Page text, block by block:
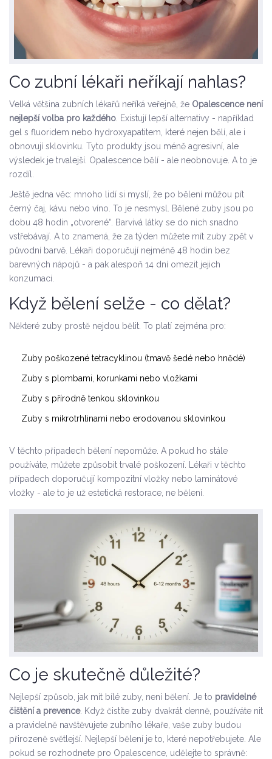
Co zubní lékaři neříkají nahlas?
Velká většina zubních lékařů neříká veřejně, že Opalescence není
nejlepší volba pro každého. Existují lepší alternativy - například
gel s fluoridem nebo hydroxyapatitem, které nejen bělí, ale i
obnovují sklovinku. Tyto produkty jsou méně agresivní, ale
výsledek je trvalejší. Opalescence bělí - ale neobnovuje. A to je
rozdíl.
Ještě jedna věc: mnoho lidí si myslí, že po bělení můžou pít
černý čaj, kávu nebo víno. To je nesmysl. Bělené zuby jsou po
dobu 48 hodin „otvorené“. Barvivá látky se do nich snadno
vstřebávají. A to znamená, že za týden můžete mít zuby zpět v
původní barvě. Lékaři doporučují nejméně 48 hodin bez
barevných nápojů - a pak alespoň 14 dní omezit jejich
konzumaci.
Když bělení selže - co dělat?
Některé zuby prostě nejdou bělit. To platí zejména pro:
Zuby poškozené tetracyklinou (tmavě šedé nebo hnědé)
Zuby s plombami, korunkami nebo vložkami
Zuby s přírodně tenkou sklovinkou
Zuby s mikrotrhlinami nebo erodovanou sklovinkou
V těchto případech bělení nepomůže. A pokud ho stále
používáte, můžete způsobit trvalé poškození. Lékaři v těchto
případech doporučují kompozitní vložky nebo laminátové
vložky - ale to je už estetická restorace, ne bělení.
Co je skutečně důležité?
Nejlepší způsob, jak mít bílé zuby, není bělení. Je to pravidelné
čištění a prevence. Když čistíte zuby dvakrát denně, používáte nit
a pravidelně navštěvujete zubního lékaře, vaše zuby budou
přirozeně světlejší. Nejlepší bělení je to, které nepotřebujete. Ale
pokud se rozhodnete pro Opalescence, udělejte to správně: